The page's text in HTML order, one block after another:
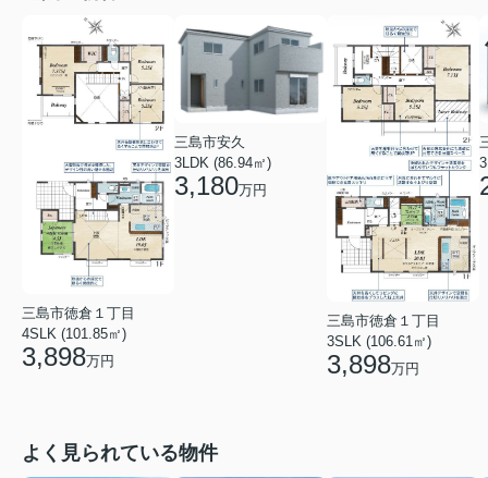
三島市徳倉１丁目
4SLK (101.85㎡)
3,898万円
三島市安久
3LDK (86.94㎡)
3,180万円
三島市徳倉１丁目
3SLK (106.61㎡)
3,898万円
よく見られている物件